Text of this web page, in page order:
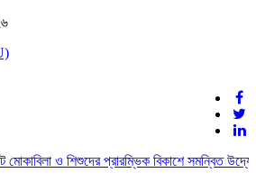
ও শিশুদের প্রারম্ভিক বিকাশে সমন্বিত